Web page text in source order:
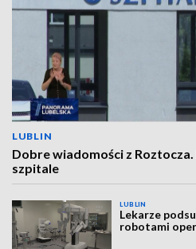
LUBLIN
Dobre wiadomości z
szpitale
LUBLIN
Lekarze
robotami